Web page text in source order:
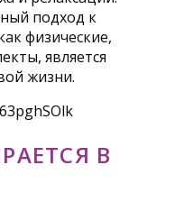
подход к
физические,
является
жизни.
В